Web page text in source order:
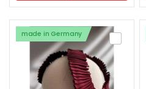
made in Germany